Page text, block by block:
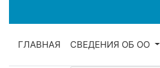
ГЛАВНАЯ СВЕДЕНИЯ ОБ ОО